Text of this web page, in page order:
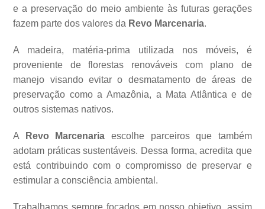
e a preservação do meio ambiente às futuras gerações
fazem parte dos valores da Revo Marcenaria.
A madeira, matéria-prima utilizada nos móveis, é
proveniente de florestas renováveis com plano de
manejo visando evitar o desmatamento de áreas de
preservação como a Amazônia, a Mata Atlântica e de
outros sistemas nativos.
A Revo Marcenaria escolhe parceiros que também
adotam práticas sustentáveis. Dessa forma, acredita que
está contribuindo com o compromisso de preservar e
estimular a consciência ambiental.